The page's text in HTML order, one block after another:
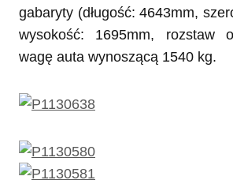
gabaryty (długość: 4643mm,
wysokość: 1695mm, rozstaw
wagę auta wynoszącą 1540 kg.